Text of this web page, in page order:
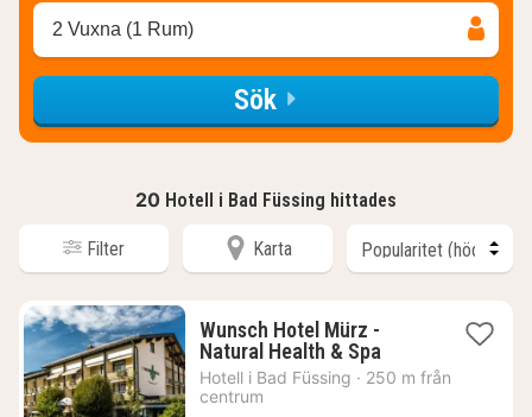
2 Vuxna (1 Rum)
Sök
20 Hotell i Bad Füssing hittades
Filter Karta
Wunsch Hotel Mürz -
Natural Health & Spa1
natt
Hotell i Bad Füssing · 250 m från
centrum